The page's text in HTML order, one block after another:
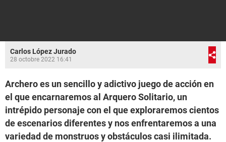
Carlos López Jurado
28 octobre 2022 16:41
Archero es un sencillo y adictivo juego de acción en
el que encarnaremos al Arquero Solitario, un
intrépido personaje con el que exploraremos cientos
de escenarios diferentes y nos enfrentaremos a una
variedad de monstruos y obstáculos casi ilimitada.